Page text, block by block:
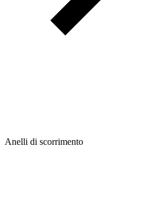
Anelli di scorrimento